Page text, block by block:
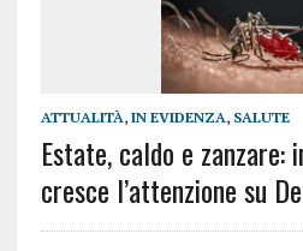
ATTUALITÀ, IN EVIDENZA, SALUTE
Estate, caldo e
cresce l’attenzione su